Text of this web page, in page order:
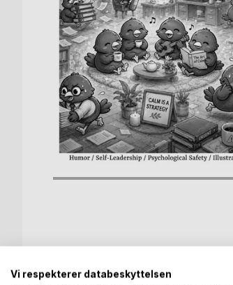
Vi respekterer databeskyttelsen